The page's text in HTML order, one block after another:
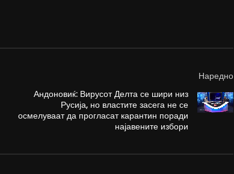
Наредно
Андоновиќ: Вирусот Делта се шири низ
Русија, но властите засега не се
осмелуваат да прогласат карантин поради
најавените избори